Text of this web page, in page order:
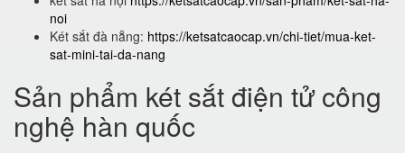
noi
Két sắt đà nẵng: https://ketsatcaocap.vn/chi-tiet/mua-ket-
sat-mini-tai-da-nang
Sản phẩm két sắt điện tử công
nghệ hàn quốc